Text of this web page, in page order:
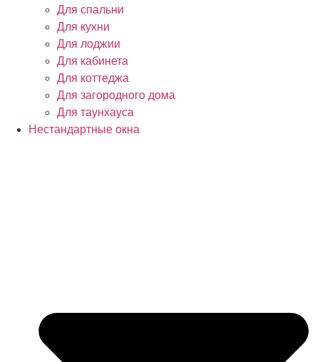
Для спальни
Для кухни
Для лоджии
Для кабинета
Для коттеджа
Для загородного дома
Для таунхауса
Нестандартные окна